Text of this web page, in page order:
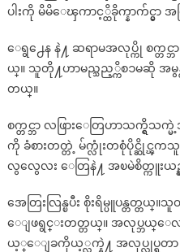
ပါးကို မိမိေၾကာင့္ထိခိုက္နာက်င္မွာ
ေရွ႕ေန နဲ႔ ဆရာမအလုပ္ကို စက္တင္
ယ္။ သူတို႔ဟာမည္သည့္ကိစၥမဆို အမွ
တယ္။
စက္တင္ဘာ လဖြားေတြဟာသက္ရွိသ
ကို ခံစားတတ္တဲ့ မ်က္လုံးတစုံပိုင္ဆိုင္ၾက
လွလွေလး ေတြနဲ႔ အၿမဲစိတ္ကူးယ
အေတြးလြန္ၿပီး စိုးရိမ္ပူပန္တတ္တ
ေျဖရွင္းတတ္တယ္။ အလုပ္ဘယ္ေလ
ယ့္ေျခကိုယ့္လက္နဲ႔ အလုပ္လုပ္ရတာ